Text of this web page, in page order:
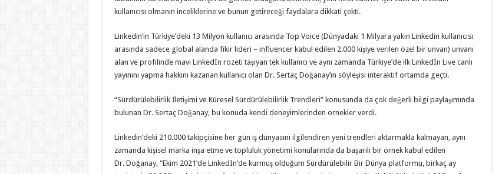
kullanıcısı olmanın inceliklerine ve bunun getireceği faydalara dikkati çekti.
Linkedin’in Türkiye’deki 13 Milyon kullanıcı arasında Top Voice (Dünyadaki 1 Milyara yakın Linkedin kullanıcısı
arasında sadece global alanda fikir lideri – influencer kabul edilen 2.000 kişiye verilen özel bir unvan) unvanı
alan ve profilinde mavi LinkedIn rozeti taşıyan tek kullanıcı ve aynı zamanda Türkiye’de ilk LinkedIn Live canlı
yayınını yapma hakkını kazanan kullanıcı olan Dr. Sertaç Doğanay’ın söyleşisi interaktif ortamda geçti.
“Sürdürülebilirlik İletişimi ve Küresel Sürdürülebilirlik Trendleri” konusunda da çok değerli bilgi paylaşımında
bulunan Dr. Sertaç Doğanay, bu konuda kendi deneyimlerinden örnekler verdi.
Linkedin’deki 210.000 takipçisine her gün iş dünyasını ilgilendiren yeni trendleri aktarmakla kalmayan, aynı
zamanda kişisel marka inşa etme ve topluluk yönetimi konularında da başarılı bir örnek kabul edilen
Dr. Doğanay, “Ekim 2021’de LinkedIn’de kurmuş olduğum Sürdürülebilir Bir Dünya platformu, birkaç ay